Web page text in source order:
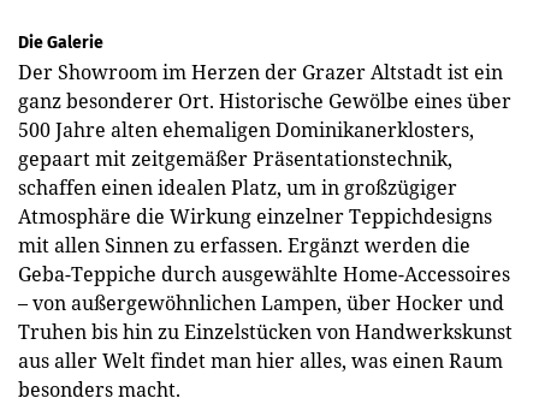
Die Galerie
Der Showroom im Herzen der Grazer Altstadt ist ein
ganz besonderer Ort. Historische Gewölbe eines über
500 Jahre alten ehemaligen Dominikanerklosters,
gepaart mit zeitgemäßer Präsentationstechnik,
schaffen einen idealen Platz, um in großzügiger
Atmosphäre die Wirkung einzelner Teppichdesigns
mit allen Sinnen zu erfassen. Ergänzt werden die
Geba-Teppiche durch ausgewählte Home-Accessoires
– von außergewöhnlichen Lampen, über Hocker und
Truhen bis hin zu Einzelstücken von Handwerkskunst
aus aller Welt findet man hier alles, was einen Raum
besonders macht.